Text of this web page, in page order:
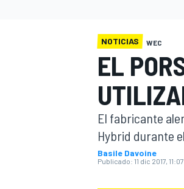
NOTICIAS WEC
EL
El fabricante
Hybrid durante
Basile Davoine
Publicado: 11 dic 2017, 11:07